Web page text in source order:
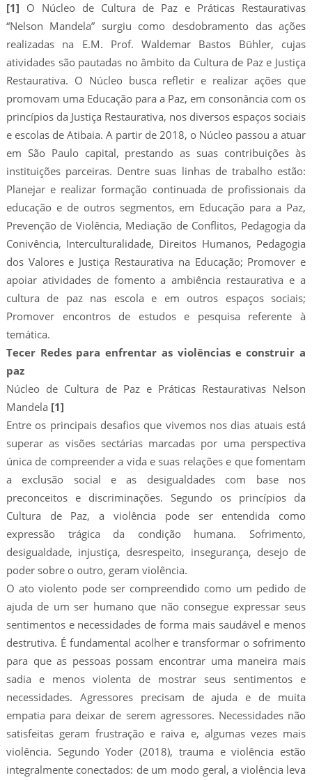
[1] O Núcleo de Cultura de Paz e Práticas Restaurativas
“Nelson Mandela” surgiu como desdobramento das ações
realizadas na E.M. Prof. Waldemar Bastos Bühler, cujas
atividades são pautadas no âmbito da Cultura de Paz e Justiça
Restaurativa. O Núcleo busca refletir e realizar ações que
promovam uma Educação para a Paz, em consonância com os
princípios da Justiça Restaurativa, nos diversos espaços sociais
e escolas de Atibaia. A partir de 2018, o Núcleo passou a atuar
em São Paulo capital, prestando as suas contribuições às
instituições parceiras. Dentre suas linhas de trabalho estão:
Planejar e realizar formação continuada de profissionais da
educação e de outros segmentos, em Educação para a Paz,
Prevenção de Violência, Mediação de Conflitos, Pedagogia da
Conivência, Interculturalidade, Direitos Humanos, Pedagogia
dos Valores e Justiça Restaurativa na Educação; Promover e
apoiar atividades de fomento a ambiência restaurativa e a
cultura de paz nas escola e em outros espaços sociais;
Promover encontros de estudos e pesquisa referente à
temática.
Tecer Redes para enfrentar as violências e construir a
paz
Núcleo de Cultura de Paz e Práticas Restaurativas Nelson
Mandela [1]
Entre os principais desafios que vivemos nos dias atuais está
superar as visões sectárias marcadas por uma perspectiva
única de compreender a vida e suas relações e que fomentam
a exclusão social e as desigualdades com base nos
preconceitos e discriminações. Segundo os princípios da
Cultura de Paz, a violência pode ser entendida como
expressão trágica da condição humana. Sofrimento,
desigualdade, injustiça, desrespeito, insegurança, desejo de
poder sobre o outro, geram violência.
O ato violento pode ser compreendido como um pedido de
ajuda de um ser humano que não consegue expressar seus
sentimentos e necessidades de forma mais saudável e menos
destrutiva. É fundamental acolher e transformar o sofrimento
para que as pessoas possam encontrar uma maneira mais
sadia e menos violenta de mostrar seus sentimentos e
necessidades. Agressores precisam de ajuda e de muita
empatia para deixar de serem agressores. Necessidades não
satisfeitas geram frustração e raiva e, algumas vezes mais
violência. Segundo Yoder (2018), trauma e violência estão
integralmente conectados: de um modo geral, a violência leva